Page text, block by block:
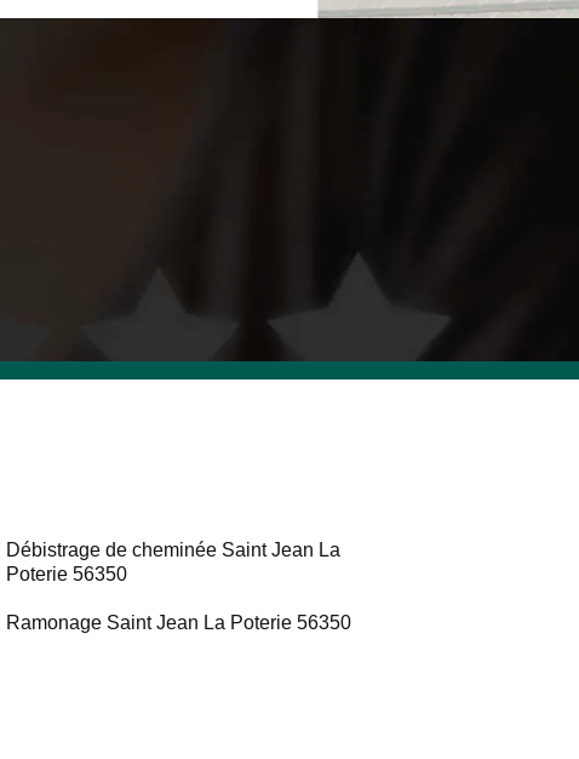
Débistrage de cheminée Saint Jean La
Poterie 56350
Ramonage Saint Jean La Poterie 56350